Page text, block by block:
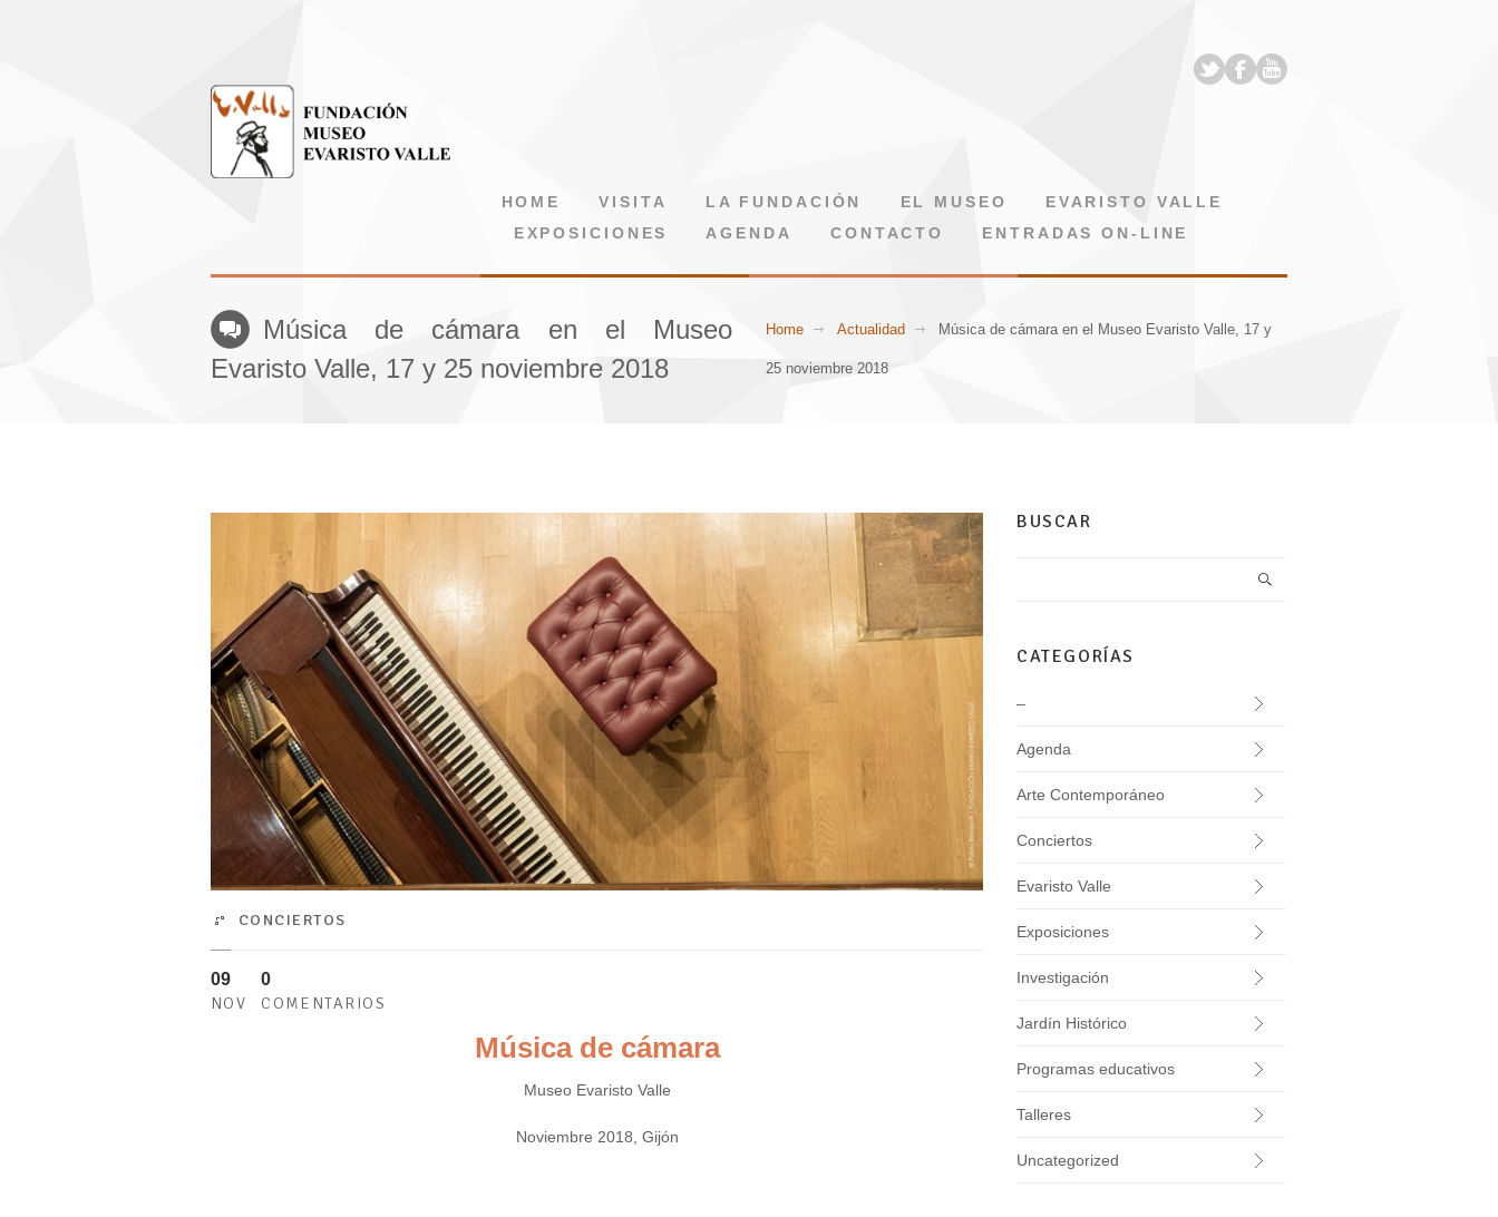
HOME VISITA LA FUNDACIÓN EL MUSEO
EVARISTO VALLE
EXPOSICIONES
AGENDA CONTACTO ENTRADAS ON-LINE
Música de cámara en el Museo
Evaristo Valle, 17 y 25 noviembre 2018
Home Actualidad Música de cámara en el Museo Evaristo Valle, 17 y
25 noviembre 2018
CONCIERTOS
09
NOV
0
COMENTARIOS
Música de cámara
Museo Evaristo Valle
Noviembre 2018, Gijón
BUSCAR
CATEGORÍAS
–
Agenda
Arte Contemporáneo
Conciertos
Evaristo Valle
Exposiciones
Investigación
Jardín Histórico
Programas educativos
Talleres
Uncategorized